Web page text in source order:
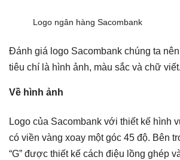
Logo ngân hàng Sacombank
Đánh giá logo Sacombank chúng ta
tiêu chí là hình ảnh, màu sắc và chữ
Về hình ảnh
Logo của Sacombank với thiết kế hình
có viền vàng xoay một góc 45 độ. Bên
“G” được thiết kế cách điệu lồng ghép